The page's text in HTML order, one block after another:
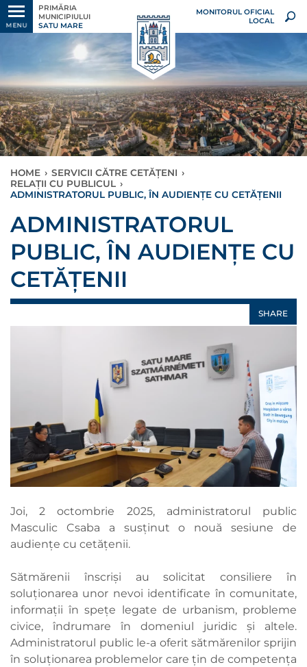
MENU
PRIMĂRIA
MUNICIPIULUI
SATU MARE
MONITORUL OFICIAL
LOCAL
HOME › SERVICII CĂTRE CETĂȚENI ›
RELAȚII CU PUBLICUL ›
ADMINISTRATORUL PUBLIC, ÎN AUDIENȚE CU CETĂȚENII
ADMINISTRATORUL
PUBLIC, ÎN AUDIENȚE CU
CETĂȚENII
SHARE
Joi, 2 octombrie 2025, administratorul public
Masculic Csaba a susținut o nouă sesiune de
audiențe cu cetățenii.
Sătmărenii înscriși au solicitat consiliere în
soluționarea unor nevoi identificate în comunitate,
informații în spețe legate de urbanism, probleme
civice, îndrumare în domeniul juridic și altele.
Administratorul public le-a oferit sătmărenilor sprijin
în soluționarea problemelor care țin de competența